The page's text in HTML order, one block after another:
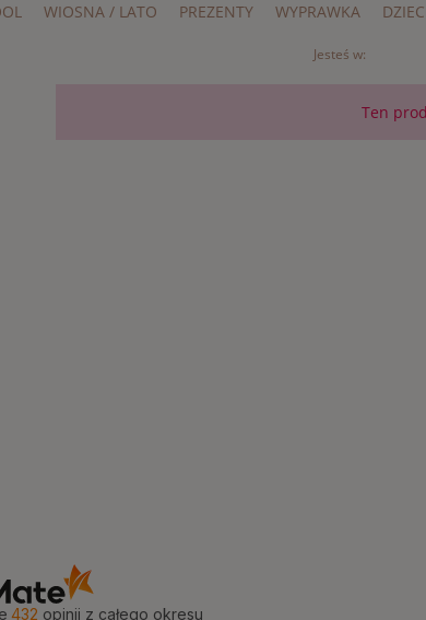
WIOSNA / LATO PREZENTY WYPRAWKA
Jesteś w:
Ten
432 opinii z całego okresu